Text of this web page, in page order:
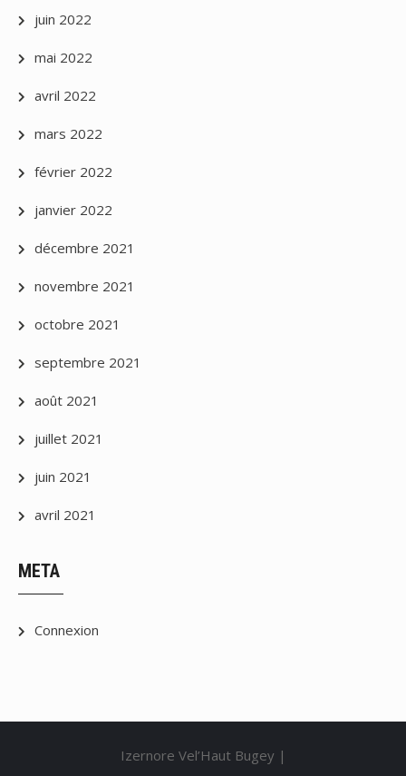
juin 2022
mai 2022
avril 2022
mars 2022
février 2022
janvier 2022
décembre 2021
novembre 2021
octobre 2021
septembre 2021
août 2021
juillet 2021
juin 2021
avril 2021
META
Connexion
Izernore Vel’Haut Bugey |